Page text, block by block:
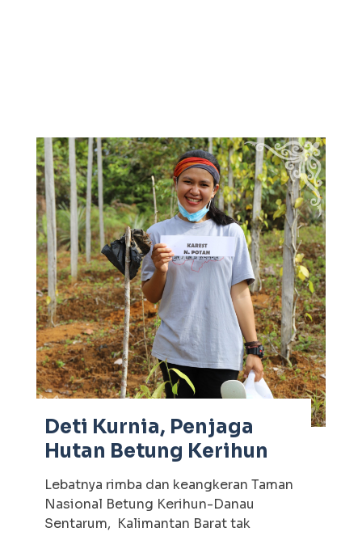
Deti Kurnia, Penjaga
Hutan Betung Kerihun
Lebatnya rimba dan keangkeran Taman
Nasional Betung Kerihun-Danau
Sentarum, Kalimantan Barat tak